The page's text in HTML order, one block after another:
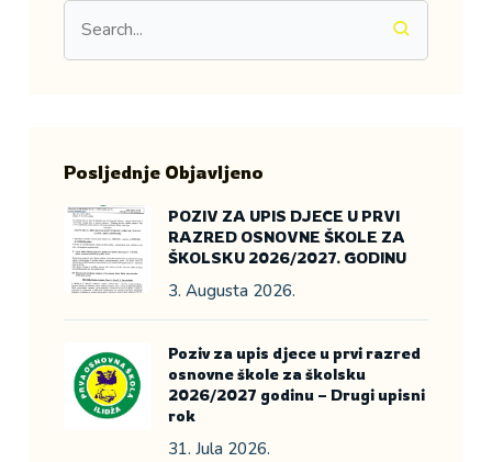
Posljednje Objavljeno
POZIV ZA UPIS DJECE U PRVI
RAZRED OSNOVNE ŠKOLE ZA
ŠKOLSKU 2026/2027. GODINU
3. Augusta 2026.
Poziv za upis djece u prvi razred
osnovne škole za školsku
2026/2027 godinu – Drugi upisni
rok
31. Jula 2026.